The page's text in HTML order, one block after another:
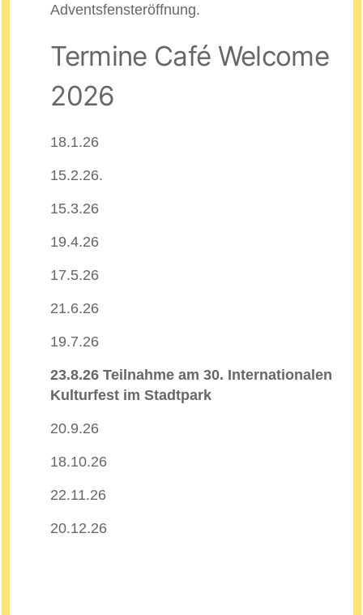
Adventsfensteröffnung.
Termine Café Welcome
2026
18.1.26
15.2.26.
15.3.26
19.4.26
17.5.26
21.6.26
19.7.26
23.8.26 Teilnahme am 30. Internationalen
Kulturfest im Stadtpark
20.9.26
18.10.26
22.11.26
20.12.26